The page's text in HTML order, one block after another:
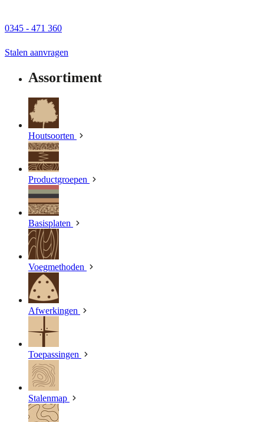
0345 - 471 360
Stalen aanvragen
Assortiment
Houtsoorten
Productgroepen
Basisplaten
Voegmethoden
Afwerkingen
Toepassingen
Stalenmap